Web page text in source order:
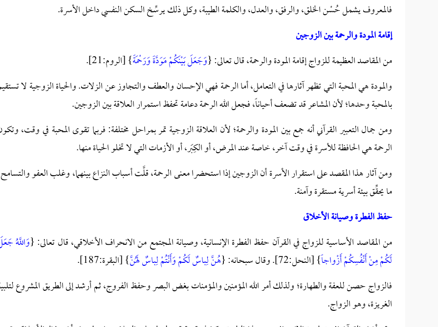
فالمعروف يشمل حُسْن الخلق، والرفق، والعدل، والكلمة الطيبة، وكل ذلك يرسِّخ السكن النفسي داخل الأسرة.
إقامة المودة والرحمة بين الزوجين
من المقاصد العظيمة للزواج إقامة المودة والرحمة، قال تعالى: {وَجَعَلَ بَيْنَكُمْ مَوَدَّةً وَرَحْمَةً} [الروم:21].
والمودة هي المحبة التي تظهر آثارها في التعامل، أما الرحمة فهي الإحسان والعطف والتجاوز عن الزلات. والحياة الزوجية لا
بالمحبة وحدها؛ لأن المشاعر قد تضعف أحياناً، فجعل الله الرحمة دعامة تحفظ استمرار العلاقة بين الزوجين.
ومن جمال التعبير القرآني أنه جمع بين المودة والرحمة؛ لأن العلاقة الزوجية تمر بمراحل مختلفة: فربما تقوى المحبة في وقت،
الرحمة هي الحافظة للأسرة في وقت آخر، خاصة عند المرض، أو الكِبَر، أو الأزمات التي لا تخلو الحياة منها.
ومن آثار هذا المقصد على استقرار الأسرة أن الزوجين إذا استحضرا معنى الرحمة، قلَّت أسباب النزاع بينهما، وغلب العفو
ما يحقِّق بيئة أسرية مستقرة وآمنة.
حفظ الفطرة وصيانة الأخلاق
من المقاصد الأساسية للزواج في القرآن حفظ الفطرة الإنسانية، وصيانة المجتمع من الانحراف الأخلاقي، قال تعالى: {وَاللَّهُ
لَكُمْ مِنْ أَنْفُسِكُمْ أَزْواجاً} [النحل:72]. وقال سبحانه: { هُنَّ لِباسٌ لَكُمْ وَأَنْتُمْ لِباسٌ لَهُنَّ} [البقرة:187].
فالزواج حصن للعفة والطهارة؛ ولذلك أمر الله المؤمنين والمؤمنات بغض البصر وحفظ الفروج، ثم أرشد إلى الطريق المشروع
الغريزة، وهو الزواج.